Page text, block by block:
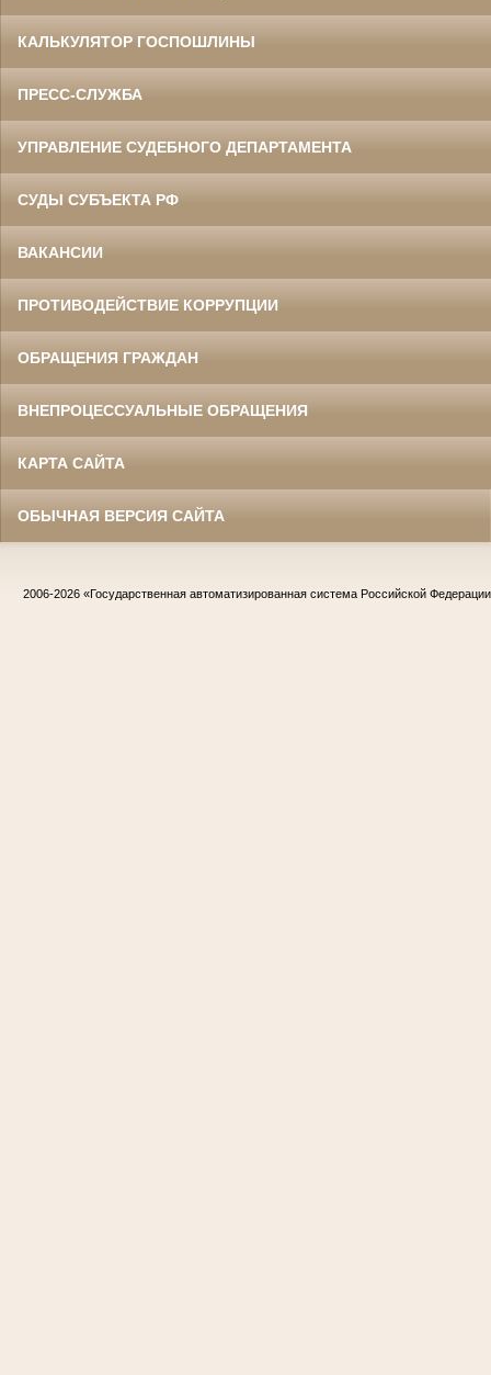
КАЛЬКУЛЯТОР ГОСПОШЛИНЫ
ПРЕСС-СЛУЖБА
УПРАВЛЕНИЕ СУДЕБНОГО ДЕПАРТАМЕНТА
СУДЫ СУБЪЕКТА РФ
ВАКАНСИИ
ПРОТИВОДЕЙСТВИЕ КОРРУПЦИИ
ОБРАЩЕНИЯ ГРАЖДАН
ВНЕПРОЦЕССУАЛЬНЫЕ ОБРАЩЕНИЯ
КАРТА САЙТА
ОБЫЧНАЯ ВЕРСИЯ САЙТА
2006-2026 «Государственная автоматизированная система Российской